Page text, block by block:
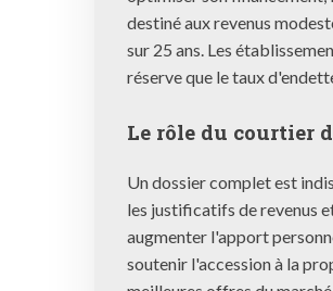
destiné aux revenus
sur 25 ans. Les
réserve que le taux
Le rôle du courtier
Un dossier complet est
les justificatifs de revenus
augmenter l'apport
soutenir l'accession à la